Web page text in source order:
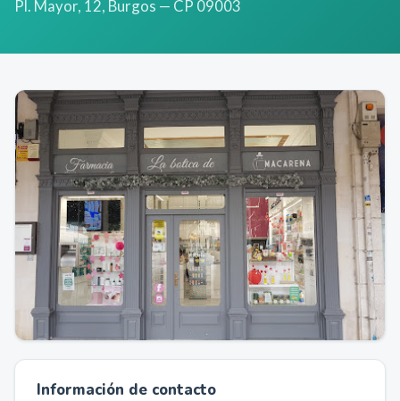
Pl. Mayor, 12, Burgos — CP 09003
Información de contacto